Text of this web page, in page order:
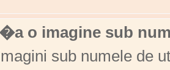
o imagine sub
sub numele de